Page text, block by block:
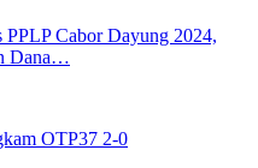
PPLP Cabor Dayung 2024,
Dana…
OTP37 2-0